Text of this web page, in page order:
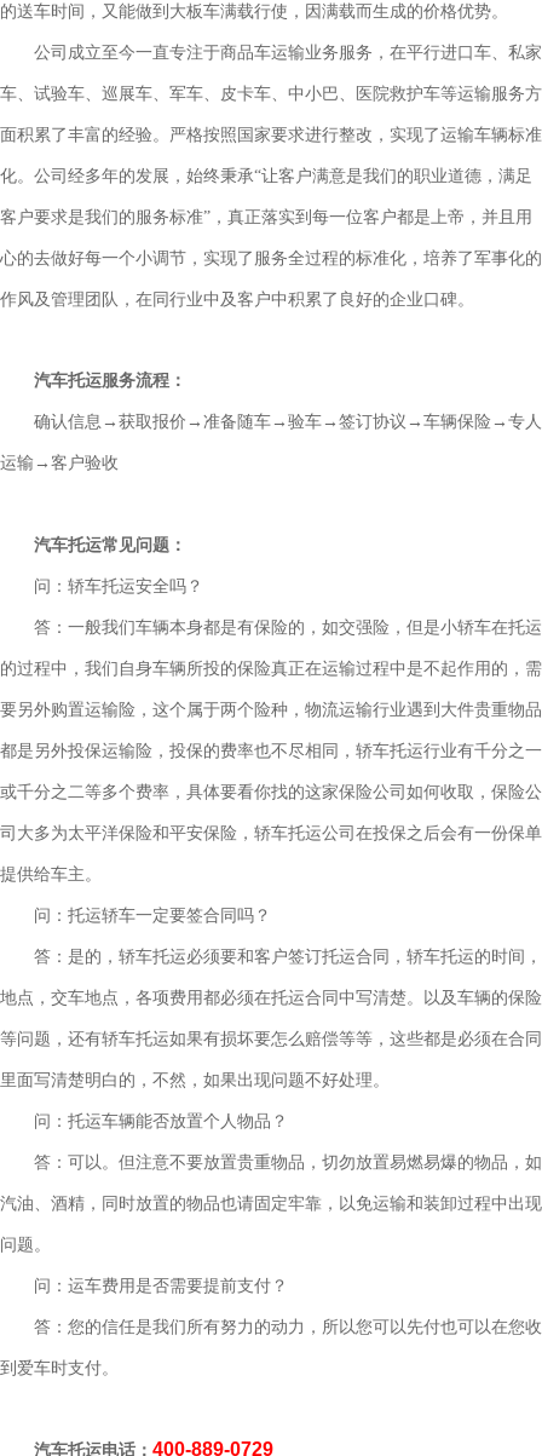
的送车时间，又能做到大板车满载行使，因满载而生成的价格优势。
公司成立至今一直专注于商品车运输业务服务，在平行进口车、私家
车、试验车、巡展车、军车、皮卡车、中小巴、医院救护车等运输服务方
面积累了丰富的经验。严格按照国家要求进行整改，实现了运输车辆标准
化。公司经多年的发展，始终秉承“让客户满意是我们的职业道德，满足
客户要求是我们的服务标准”，真正落实到每一位客户都是上帝，并且用
心的去做好每一个小调节，实现了服务全过程的标准化，培养了军事化的
作风及管理团队，在同行业中及客户中积累了良好的企业口碑。
汽车托运服务流程：
确认信息→获取报价→准备随车→验车→签订协议→车辆保险→专人
运输→客户验收
汽车托运常见问题：
问：轿车托运安全吗？
答：一般我们车辆本身都是有保险的，如交强险，但是小轿车在托运
的过程中，我们自身车辆所投的保险真正在运输过程中是不起作用的，需
要另外购置运输险，这个属于两个险种，物流运输行业遇到大件贵重物品
都是另外投保运输险，投保的费率也不尽相同，轿车托运行业有千分之一
或千分之二等多个费率，具体要看你找的这家保险公司如何收取，保险公
司大多为太平洋保险和平安保险，轿车托运公司在投保之后会有一份保单
提供给车主。
问：托运轿车一定要签合同吗？
答：是的，轿车托运必须要和客户签订托运合同，轿车托运的时间，
地点，交车地点，各项费用都必须在托运合同中写清楚。以及车辆的保险
等问题，还有轿车托运如果有损坏要怎么赔偿等等，这些都是必须在合同
里面写清楚明白的，不然，如果出现问题不好处理。
问：托运车辆能否放置个人物品？
答：可以。但注意不要放置贵重物品，切勿放置易燃易爆的物品，如
汽油、酒精，同时放置的物品也请固定牢靠，以免运输和装卸过程中出现
问题。
问：运车费用是否需要提前支付？
答：您的信任是我们所有努力的动力，所以您可以先付也可以在您收
到爱车时支付。
汽车托运电话： 400-889-0729